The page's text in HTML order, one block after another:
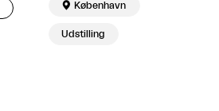
 København
Udstilling